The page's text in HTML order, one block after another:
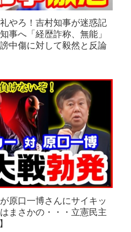
やろ！吉村知事が迷惑記
事へ「経歴詐称、無能」
中傷に対して毅然と反論
原口一博さんにサイキッ
まさかの・・・立憲民主